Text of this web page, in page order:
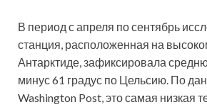
В период с апреля по сентябрь
станция, расположенная на
Антарктиде, зафиксировала
минус 61 градус по Цельсию. По
Washington Post, это самая низкая